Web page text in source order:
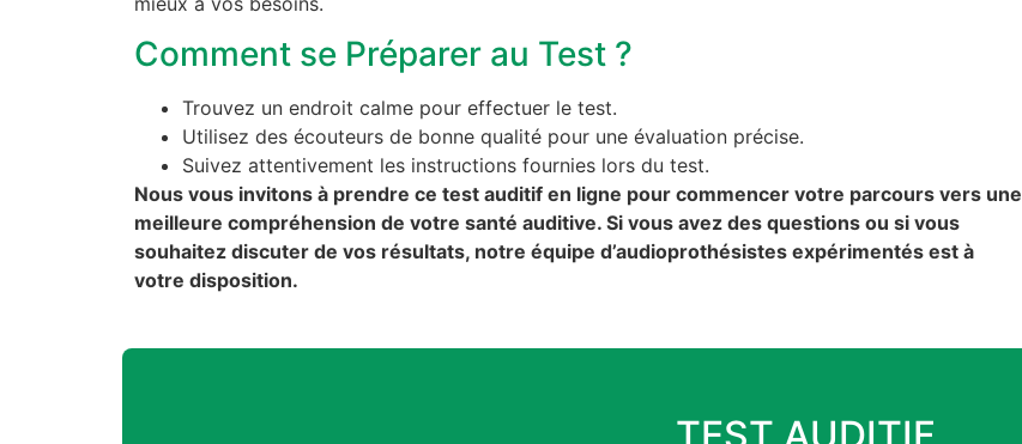
Comment se Préparer au Test ?
Trouvez un endroit calme pour effectuer le test.
Utilisez des écouteurs de bonne qualité pour une évaluation précise.
Suivez attentivement les instructions fournies lors du test.
Nous vous invitons à prendre ce test auditif en ligne pour commencer votre parcours vers une
meilleure compréhension de votre santé auditive. Si vous avez des questions ou si vous
souhaitez discuter de vos résultats, notre équipe d’audioprothésistes expérimentés est à
votre disposition.
TEST AUDITIF